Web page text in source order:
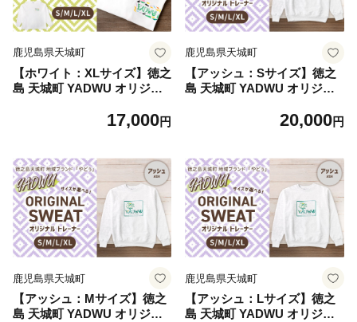
鹿児島県天城町
【ホワイト：XLサイズ】徳之
島 天城町 YADWU オリジナ
ゥー 1枚 ロンT ロングスリー
17,000円
鹿児島県天城町
【アッシュ：Sサイズ】徳之
島 天城町 YADWU オリジナ
ヤドゥー 1枚 メンズ レディ
20,000円
鹿児島県天城町
【アッシュ：Mサイズ】徳之
島 天城町 YADWU オリジナ
鹿児島県天城町
【アッシュ：Lサイズ】徳之
島 天城町 YADWU オリジナ